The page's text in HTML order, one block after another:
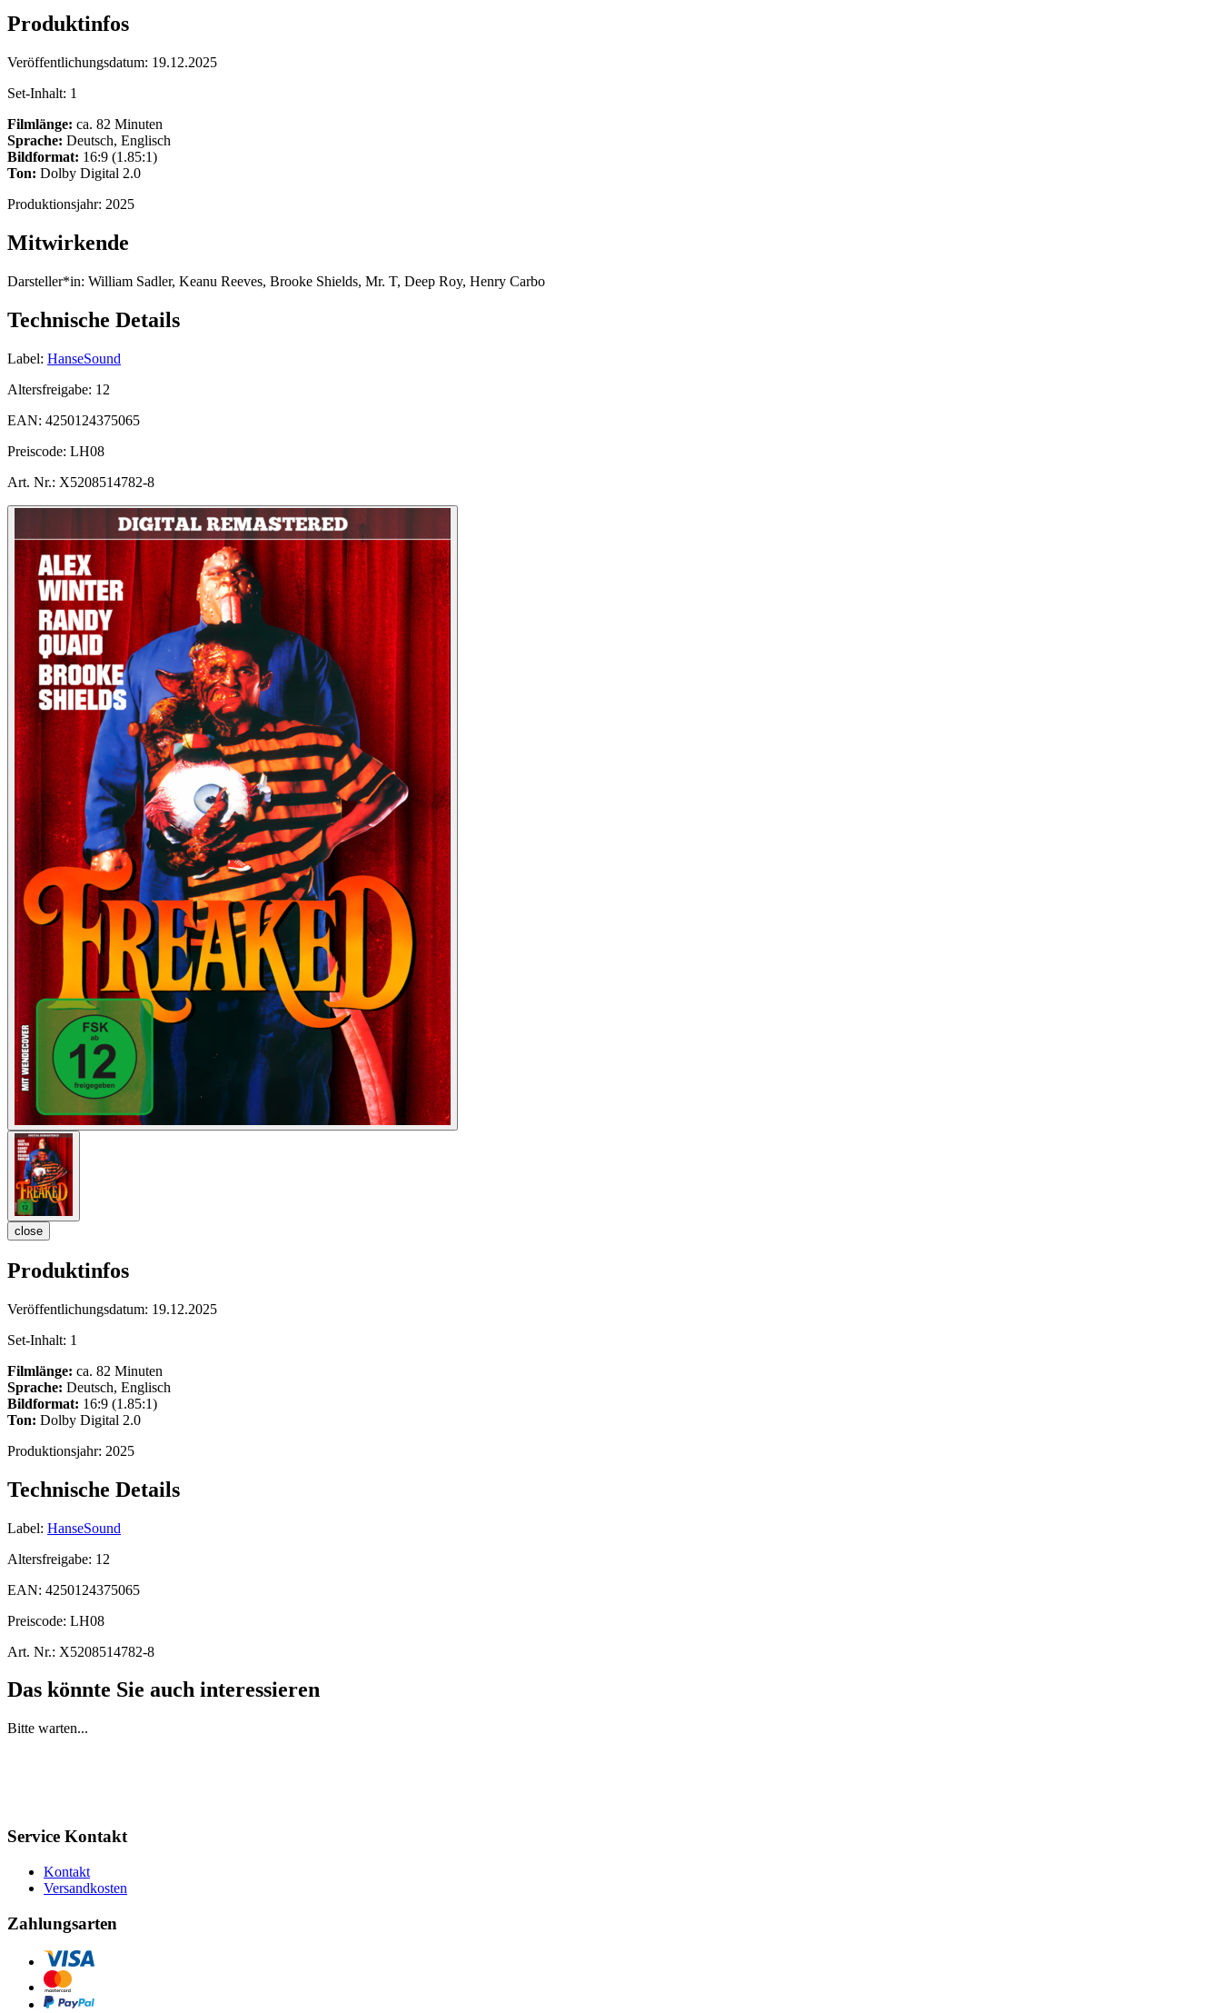
Produktinfos
Veröffentlichungsdatum: 19.12.2025
Set-Inhalt: 1
Filmlänge: ca. 82 Minuten
Sprache: Deutsch, Englisch
Bildformat: 16:9 (1.85:1)
Ton: Dolby Digital 2.0
Produktionsjahr: 2025
Mitwirkende
Darsteller*in: William Sadler, Keanu Reeves, Brooke Shields, Mr. T, Deep Roy, Henry Carbo
Technische Details
Label: HanseSound
Altersfreigabe: 12
EAN: 4250124375065
Preiscode: LH08
Art. Nr.: X5208514782-8
close
Produktinfos
Veröffentlichungsdatum: 19.12.2025
Set-Inhalt: 1
Filmlänge: ca. 82 Minuten
Sprache: Deutsch, Englisch
Bildformat: 16:9 (1.85:1)
Ton: Dolby Digital 2.0
Produktionsjahr: 2025
Technische Details
Label: HanseSound
Altersfreigabe: 12
EAN: 4250124375065
Preiscode: LH08
Art. Nr.: X5208514782-8
Das könnte Sie auch interessieren
Bitte warten...
Service Kontakt
Kontakt
Versandkosten
Zahlungsarten